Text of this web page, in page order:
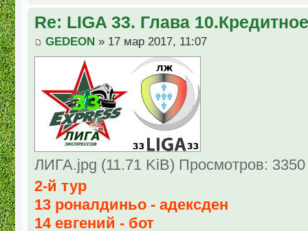
Re: LIGA 33. Глава
GEDEON » 17 мар 2017, 11:07
ЛИГА.jpg (11.71 KiB) Просмотров: 3350
2-й тур
13 роналдиньо - адексден
14 евгений - бот